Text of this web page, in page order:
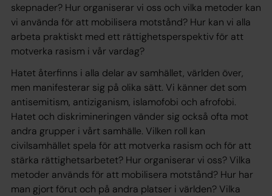
skepnader? Hur organiserar vi oss och vilka metoder kan
vi använda för att mobilisera motstånd? Hur kan vi alla
arbeta praktiskt med ett rättighetsperspektiv för att
motverka rasism i vår vardag?
Hatet återfinns i alla delar av samhället, världen över,
men manifesterar sig på olika sätt. Vi känner det som
antisemitism, antiziganism, islamofobi och afrofobi.
Hatet och diskrimineringen vänder sig också ofta mot
andra grupper i vårt samhälle. Vilken roll kan
civilsamhället spela för att motverka rasism och för att
stärka rättighetsarbetet? Hur organiserar vi oss? Vilka
metoder används för att mobilisera motstånd? Hur har
man gjort förut och på andra platser i världen? Vilka